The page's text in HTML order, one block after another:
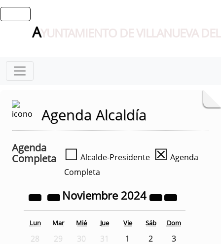
AYUNTAMIENTO DE VILLANUEVA
Agenda Alcaldía
Agenda
Completa
☐ Alcalde-Presidente ☒ Agenda
Completa
Noviembre 2024
Lun Mar Mié Jue Vie Sáb Dom
28 29 30 31 1 2
3